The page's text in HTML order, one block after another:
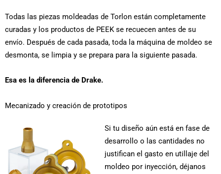
Todas las piezas moldeadas de Torlon están completamente
curadas y los productos de PEEK se recuecen antes de su
envío. Después de cada pasada, toda la máquina de moldeo se
desmonta, se limpia y se prepara para la siguiente pasada.
Esa es la diferencia de Drake.
Mecanizado y creación de prototipos
Si tu diseño aún está en fase de
desarrollo o las cantidades no
justifican el gasto en utillaje del
moldeo por inyección, déjanos